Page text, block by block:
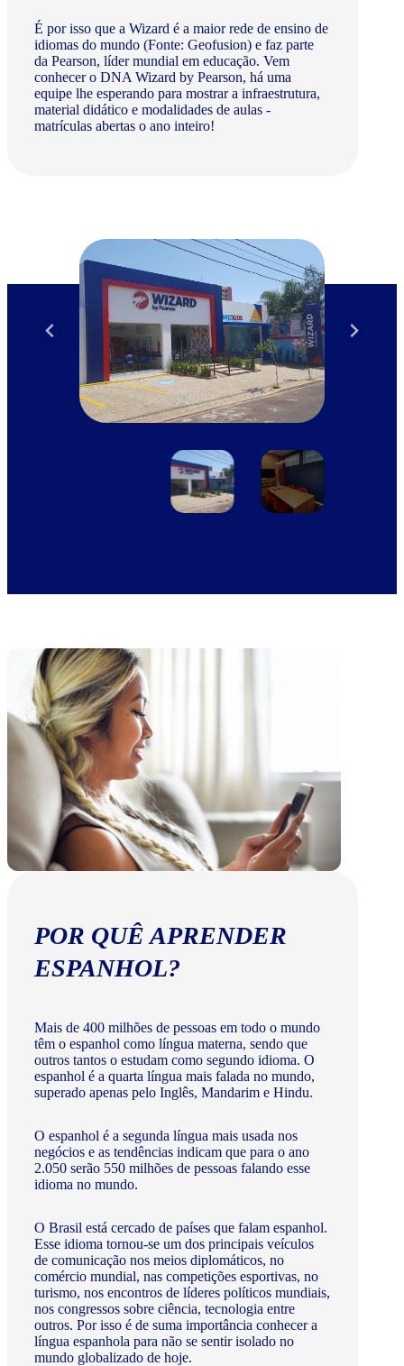
É por isso que a Wizard é a maior rede de ensino de
idiomas do mundo (Fonte: Geofusion) e faz parte
da Pearson, líder mundial em educação. Vem
conhecer o DNA Wizard by Pearson, há uma
equipe lhe esperando para mostrar a infraestrutura,
material didático e modalidades de aulas -
matrículas abertas o ano inteiro!
POR QUÊ APRENDER
ESPANHOL?
Mais de 400 milhões de pessoas em todo o mundo
têm o espanhol como língua materna, sendo que
outros tantos o estudam como segundo idioma. O
espanhol é a quarta língua mais falada no mundo,
superado apenas pelo Inglês, Mandarim e Hindu.
O espanhol é a segunda língua mais usada nos
negócios e as tendências indicam que para o ano
2.050 serão 550 milhões de pessoas falando esse
idioma no mundo.
O Brasil está cercado de países que falam espanhol.
Esse idioma tornou-se um dos principais veículos
de comunicação nos meios diplomáticos, no
comércio mundial, nas competições esportivas, no
turismo, nos encontros de líderes políticos mundiais,
nos congressos sobre ciência, tecnologia entre
outros. Por isso é de suma importância conhecer a
língua espanhola para não se sentir isolado no
mundo globalizado de hoje.